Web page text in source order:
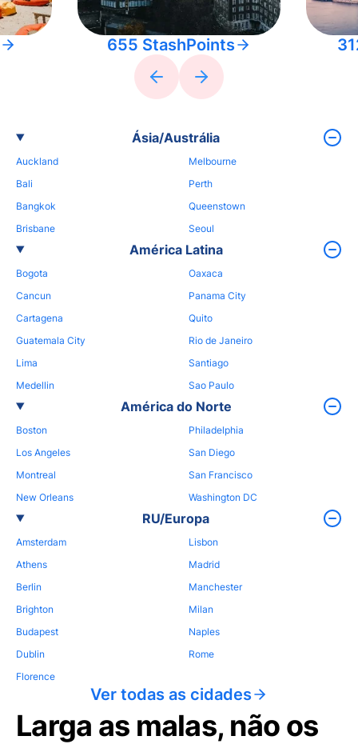
655 StashPoints
Ásia/Austrália
Auckland
Bali
Bangkok
Brisbane
Melbourne
Perth
Queenstown
Seoul
América Latina
Bogota
Cancun
Cartagena
Guatemala City
Lima
Medellin
Oaxaca
Panama City
Quito
Rio de Janeiro
Santiago
Sao Paulo
América do Norte
Boston
Los Angeles
Montreal
New Orleans
Philadelphia
San Diego
San Francisco
Washington DC
RU/Europa
Amsterdam
Athens
Berlin
Brighton
Budapest
Dublin
Florence
Lisbon
Madrid
Manchester
Milan
Naples
Rome
Ver todas as cidades
Larga as malas, não os